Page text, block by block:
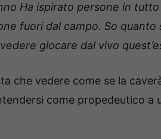
Ha ispirato persone in
fuori dal campo. So
giocare dal vivo
che vedere come se la
come propedeutico a